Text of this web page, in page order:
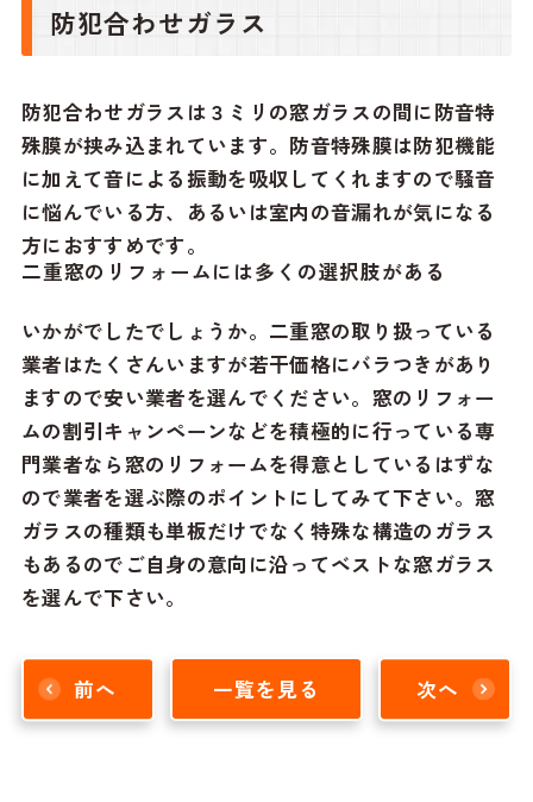
防犯合わせガラス
防犯合わせガラスは３ミリの窓ガラスの間に防音特
殊膜が挟み込まれています。防音特殊膜は防犯機能
に加えて音による振動を吸収してくれますので騒音
に悩んでいる方、あるいは室内の音漏れが気になる
方におすすめです。
二重窓のリフォームには多くの選択肢がある
いかがでしたでしょうか。二重窓の取り扱っている
業者はたくさんいますが若干価格にバラつきがあり
ますので安い業者を選んでください。窓のリフォー
ムの割引キャンペーンなどを積極的に行っている専
門業者なら窓のリフォームを得意としているはずな
ので業者を選ぶ際のポイントにしてみて下さい。窓
ガラスの種類も単板だけでなく特殊な構造のガラス
もあるのでご自身の意向に沿ってベストな窓ガラス
を選んで下さい。
前へ 一覧を見る 次へ